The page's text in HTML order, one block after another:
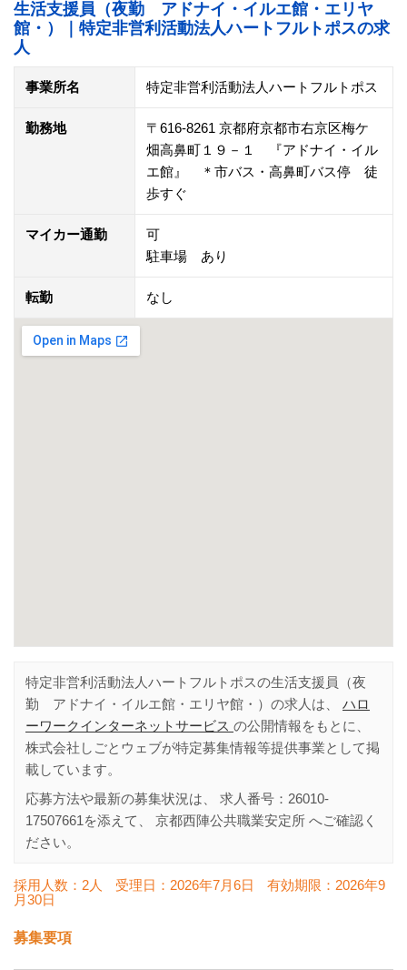
生活支援員（夜勤 アドナイ・イルエ館・エリヤ
館・）｜特定非営利活動法人ハートフルトポスの求
人
事業所名 特定非営利活動法人ハートフルトポス
勤務地
〒616-8261 京都府京都市右京区梅ケ
畑高鼻町１９－１ 『アドナイ・イル
エ館』 ＊市バス・高鼻町バス停 徒
歩すぐ
マイカー通勤
可
駐車場 あり
転勤 なし
特定非営利活動法人ハートフルトポスの生活支援員（夜
勤 アドナイ・イルエ館・エリヤ館・）の求人は、 ハロ
ーワークインターネットサービス の公開情報をもとに、
株式会社しごとウェブが特定募集情報等提供事業として掲
載しています。
応募方法や最新の募集状況は、 求人番号： 26010-
17507661 を添えて、 京都西陣公共職業安定所 へご確認く
ださい。
採用人数：2人 受理日： 2026年7月6日 有効期限： 2026年9
月30日
募集要項